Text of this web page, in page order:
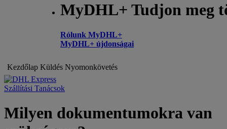
MyDHL+ Tudjon meg
Rólunk MyDHL+
MyDHL+ újdonságai
Kezdőlap Küldés Nyomonkövetés
Szállítási Tanácsok
Milyen dokumentumokra van